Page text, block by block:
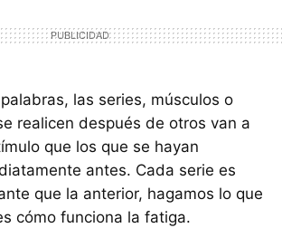
las series, músculos o
realicen después de otros van a
que los que se hayan
antes. Cada serie es
que la anterior, hagamos lo que
cómo funciona la fatiga.